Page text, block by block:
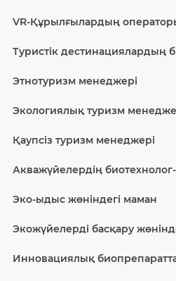
VR-Құрылғылардың
Туристік дестинациялардың
Этнотуризм менеджері
Экологиялық туризм
Қаупсіз туризм менеджері
Акважүйелердің
Эко-ыдыс жөніндегі маман
Экожүйелерді басқару
Инновациялық